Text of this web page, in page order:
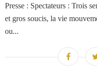
Presse : Spectateurs : Trois
et gros soucis, la vie
ou...